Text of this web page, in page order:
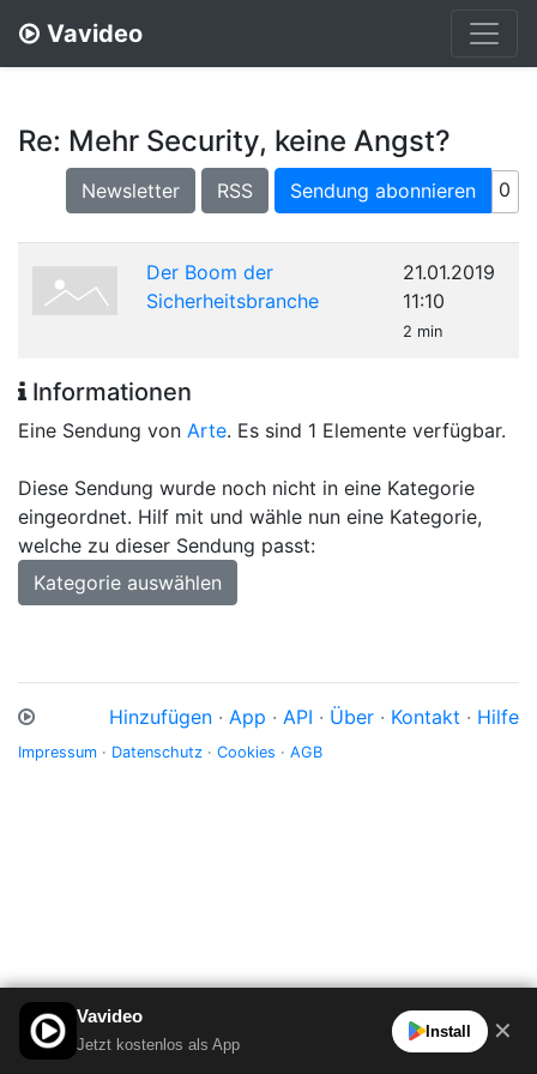
Vavideo
Re: Mehr Security, keine Angst?
Newsletter RSS Sendung abonnieren 0
Der Boom der
Sicherheitsbranche
21.01.2019
11:10
2 min
Informationen
Eine Sendung von Arte. Es sind 1 Elemente verfügbar.
Diese Sendung wurde noch nicht in eine Kategorie
eingeordnet. Hilf mit und wähle nun eine Kategorie,
welche zu dieser Sendung passt:
Kategorie auswählen
Hinzufügen · App · API · Über · Kontakt · Hilfe
Impressum · Datenschutz · Cookies · AGB
Vavideo
Jetzt kostenlos als App
Install ✕